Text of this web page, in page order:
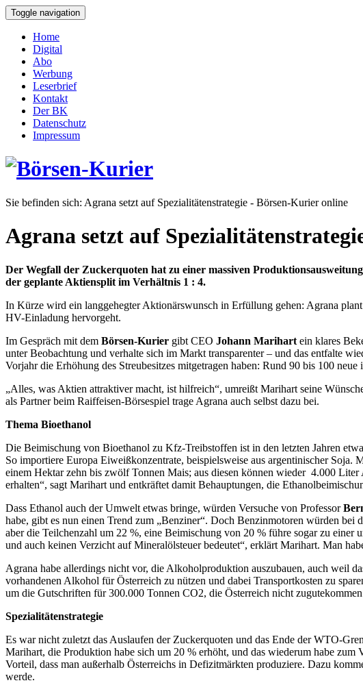
Toggle navigation
Home
Digital
Abo
Werbung
Leserbrief
Kontakt
Der BK
Datenschutz
Impressum
Sie befinden sich: Agrana setzt auf Spezialitätenstrategie - Börsen-Kurier online
Agrana setzt auf
Der Wegfall der Zuckerquoten hat zu einer massiven
der geplante Aktiensplit im Verhältnis 1 : 4.
In Kürze wird ein langgehegter Aktionärswunsch in Erfüllung gehen: Agrana
HV-Einladung hervorgeht.
Im Gespräch mit dem Börsen-Kurier gibt CEO Johann Marihart ein klares
unter Beobachtung und verhalte sich im Markt transparenter – und das entfalte
Vorjahr die Erhöhung des Streubesitzes mitgetragen haben: Rund 90 bis 100
„Alles, was Aktien attraktiver macht, ist hilfreich“, umreißt Marihart seine
als Partner beim Raiffeisen-Börsespiel trage Agrana auch selbst dazu bei.
Thema Bioethanol
Die Beimischung von Bioethanol zu Kfz-Treibstoffen ist in den letzten Jahren
So importiere Europa Eiweißkonzentrate, beispielsweise aus argentinischer
einem Hektar zehn bis zwölf Tonnen Mais; aus diesen können wieder 4.000
erhalten“, sagt Marihart und entkräftet damit Behauptungen, die
Dass Ethanol auch der Umwelt etwas bringe, würden Versuche von Professor
habe, gibt es nun einen Trend zum „Benziner“. Doch Benzinmotoren würden
aber die Teilchenzahl um 22 %, eine Beimischung von 20 % führe sogar zu einer
und auch keinen Verzicht auf Mineralölsteuer bedeutet“, erklärt Marihart. Man
Agrana habe allerdings nicht vor, die Alkoholproduktion auszubauen, auch weil
vorhandenen Alkohol für Österreich zu nützen und dabei Transportkosten zu
um die Gutschriften für 300.000 Tonnen CO2, die Österreich nicht
Spezialitätenstrategie
Es war nicht zuletzt das Auslaufen der Zuckerquoten und das Ende der WTO-
Marihart, die Produktion habe sich um 20 % erhöht, und das wiederum habe
Vorteil, dass man außerhalb Österreichs in Defizitmärkten produziere. Dazu
werde.